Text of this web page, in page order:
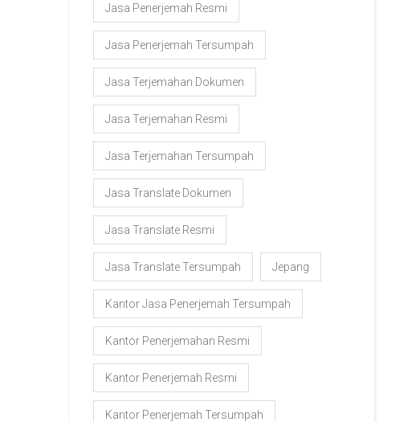
Jasa Penerjemah Resmi
Jasa Penerjemah Tersumpah
Jasa Terjemahan Dokumen
Jasa Terjemahan Resmi
Jasa Terjemahan Tersumpah
Jasa Translate Dokumen
Jasa Translate Resmi
Jasa Translate Tersumpah Jepang
Kantor Jasa Penerjemah Tersumpah
Kantor Penerjemahan Resmi
Kantor Penerjemah Resmi
Kantor Penerjemah Tersumpah